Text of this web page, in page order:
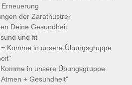
der Zarathustrer
Deine Gesundheit
und fit
Komme in unsere Übungsgruppe
in unsere Übungsgruppe
+ Gesundheit"